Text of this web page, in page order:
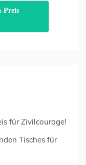
Preis
für Zivilcourage!
Tisches für